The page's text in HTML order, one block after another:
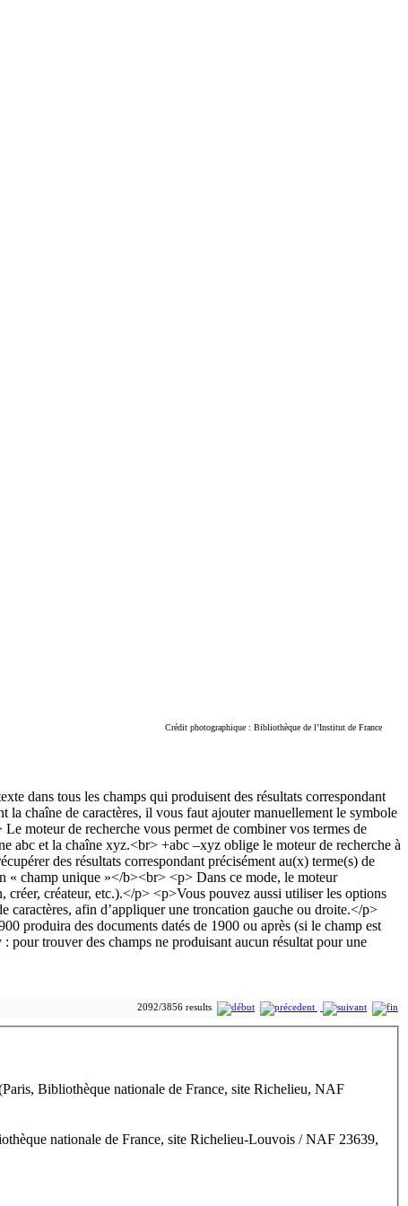
Crédit photographique : Bibliothèque de l’Institut de France
2092/3856 results
Bibliothèque nationale de France, site Richelieu, NAF
nationale de France, site Richelieu-Louvois / NAF 23639,